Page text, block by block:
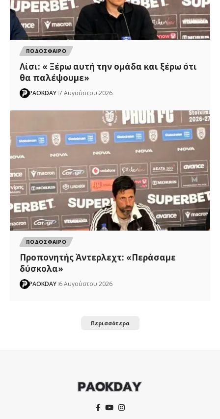
ΠΟΔΟΣΦΑΙΡΟ
Λίσι: « Ξέρω αυτή την ομάδα και ξέρω ότι
θα παλέψουμε»
PAOKDAY 7 Αυγούστου 2026
ΠΟΔΟΣΦΑΙΡΟ
Προπονητής Άντερλεχτ: «Περάσαμε
δύσκολα»
PAOKDAY 6 Αυγούστου 2026
Περισσότερα